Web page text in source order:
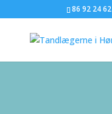
86 92 24 62